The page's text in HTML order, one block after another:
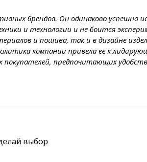
брендов. Он одинаково успешно
и технологии и не боится
и пошива, так и в дизайне
компании привела ее к
покупателей, предпочитающих
выбор